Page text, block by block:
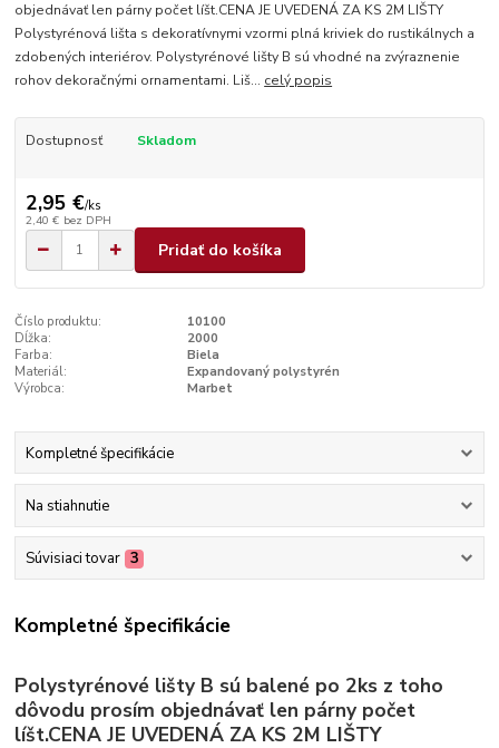
objednávať len párny počet líšt.CENA JE UVEDENÁ ZA KS 2M LIŠTY
Polystyrénová lišta s dekoratívnymi vzormi plná kriviek do rustikálnych a
zdobených interiérov. Polystyrénové lišty B sú vhodné na zvýraznenie
rohov dekoračnými ornamentami. Liš... celý popis
Dostupnosť Skladom
2,95 €/ks
2,40 € bez DPH
Pridať do košíka
Číslo produktu:
10100
Dĺžka:
2000
Farba:
Biela
Materiál:
Expandovaný polystyrén
Výrobca:
Marbet
Kompletné špecifikácie
Na stiahnutie
Súvisiaci tovar 3
Kompletné špecifikácie
Polystyrénové lišty B sú balené po 2ks z toho
dôvodu prosím objednávať len párny počet
líšt.CENA JE UVEDENÁ ZA KS 2M LIŠTY